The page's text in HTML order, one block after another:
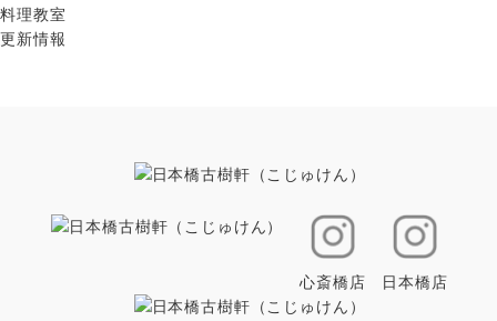
料理教室
更新情報
心斎橋店 日本橋店